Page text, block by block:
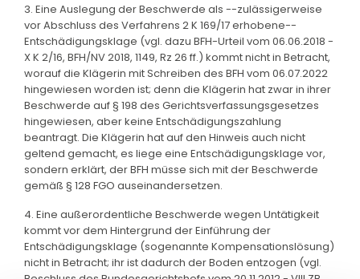
3. Eine Auslegung der Beschwerde als --zulässigerweise
vor Abschluss des Verfahrens 2 K 169/17 erhobene--
Entschädigungsklage (vgl. dazu BFH-Urteil vom 06.06.2018 -
X K 2/16, BFH/NV 2018, 1149, Rz 26 ff.) kommt nicht in Betracht,
worauf die Klägerin mit Schreiben des BFH vom 06.07.2022
hingewiesen worden ist; denn die Klägerin hat zwar in ihrer
Beschwerde auf § 198 des Gerichtsverfassungsgesetzes
hingewiesen, aber keine Entschädigungszahlung
beantragt. Die Klägerin hat auf den Hinweis auch nicht
geltend gemacht, es liege eine Entschädigungsklage vor,
sondern erklärt, der BFH müsse sich mit der Beschwerde
gemäß § 128 FGO auseinandersetzen.
4. Eine außerordentliche Beschwerde wegen Untätigkeit
kommt vor dem Hintergrund der Einführung der
Entschädigungsklage (sogenannte Kompensationslösung)
nicht in Betracht; ihr ist dadurch der Boden entzogen (vgl.